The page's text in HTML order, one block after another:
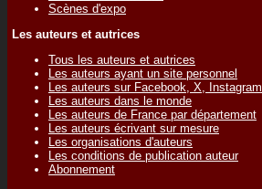
Scènes d'expo
Les auteurs et autrices
Tous les auteurs et autrices
Les auteurs ayant un site personnel
Les auteurs sur Facebook, X, Instagram
Les auteurs dans le monde
Les auteurs de France par département
Les auteurs écrivant sur mesure
Les organisations d'auteurs
Les conditions de publication auteur
Abonnement